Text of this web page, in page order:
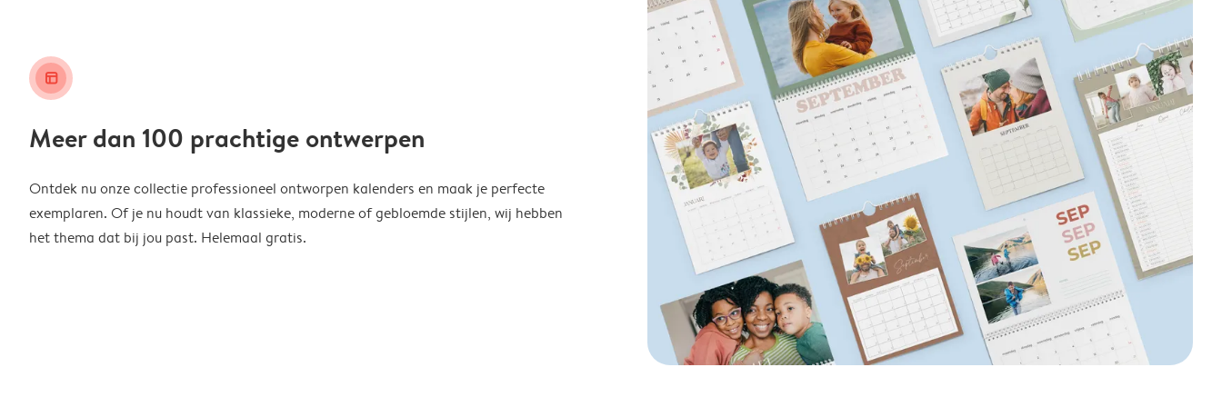
layout_alt
Meer dan 100 prachtige ontwerpen
Ontdek nu onze collectie professioneel ontworpen kalenders en maak je perfecte
exemplaren. Of je nu houdt van klassieke, moderne of gebloemde stijlen, wij hebben
het thema dat bij jou past. Helemaal gratis.